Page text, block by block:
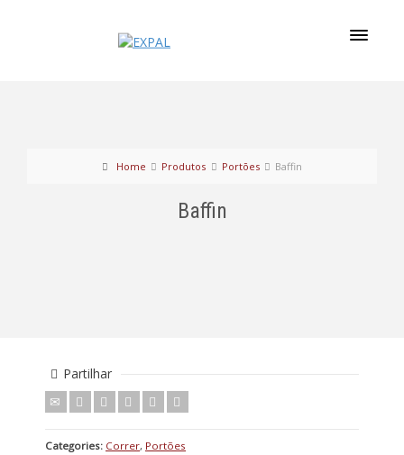
Home Produtos Portões Baffin
Baffin
Partilhar
Categories: Correr, Portões